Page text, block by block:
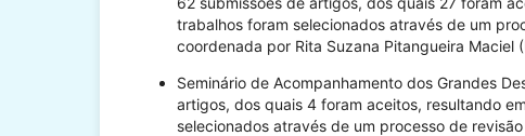
trabalhos foram selecionados através de um
coordenada por Rita Suzana Pitangueira Maciel
Seminário de Acompanhamento dos Grandes
artigos, dos quais 4 foram aceitos, resultando
selecionados através de um processo de